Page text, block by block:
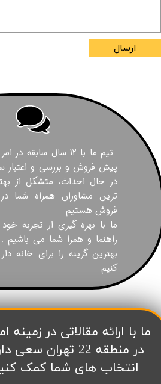
ارسال
تیم ما با ۱۲ سال
پیش فروش و بررسی و اعتبار
در حال احداث، متشکل از
ترین مشاوران همراه شما
فروش هستیم
ما با بهره گیری از تجربه
راهنما و همرا شما می باشیم
بهترین گزینه را برای خانه
کنیم
​ما با ارائه مقالاتی در
در منطقه 22
انتخاب های شما کمک